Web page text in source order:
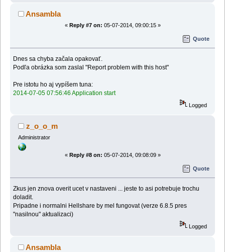
Ansambla
« Reply #7 on: 05-07-2014, 09:00:15 »
Quote
Dnes sa chyba začala opakovať.
Podľa obrázka som zaslal "Report problem with this host"
Pre istotu ho aj vypíšem tuna:
2014-07-05 07:56:46 Application start
Logged
z_o_o_m
Administrator
« Reply #8 on: 05-07-2014, 09:08:09 »
Quote
Zkus jen znova overit ucet v nastaveni ... jeste to asi potrebuje trochu
doladit.
Pripadne i normalni Hellshare by mel fungovat (verze 6.8.5 pres
"nasilnou" aktualizaci)
Logged
Ansambla